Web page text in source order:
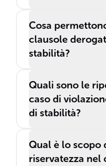
Cosa
clausole
stabilità?
Quali sono le
caso di
di stabilità?
Qual è lo scopo
riservatezza nel